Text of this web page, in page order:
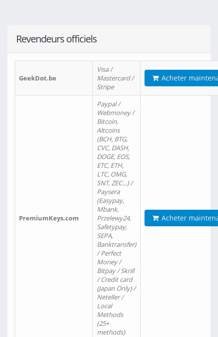
Revendeurs officiels
GeekDot.be
Visa /
Mastercard /
Stripe
Acheter
PremiumKeys.com
Paypal /
Webmoney /
Bitcoin,
Altcoins
(BCH, BTG,
CVC, DASH,
DOGE, EOS,
ETC, ETH,
LTC, OMG,
SNT, ZEC…) /
Paysera
(Easypay,
Mbank,
Przelewy24,
Safetypay,
SEPA,
Banktransfer)
/ Perfect
Money /
Bitpay / Skrill
/ Credit card
(Japan Only) /
Neteller /
Local
Methods
(25+
methods)
Acheter